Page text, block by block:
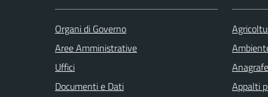
Organi di Governo
Aree Amministrative
Uffici
Documenti e Dati
Appalti